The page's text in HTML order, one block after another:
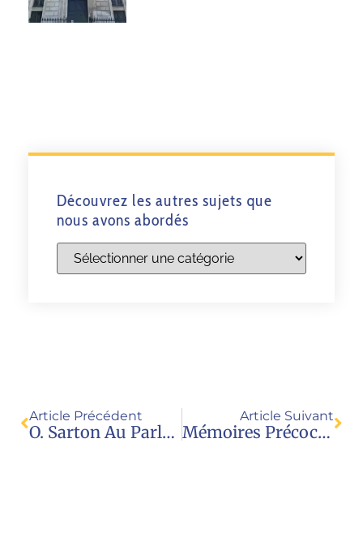
Découvrez les autres sujets que
nous avons abordés
Article Précédent
O. Sarton Au Parlement Européen : Plus D’ambition Et Moins De Résignation / Trafics D’enfants
Article Suivant
Mémoires Précoces De L’enfant In Utero, À La Naissance (émission Radio Avec Anne Schaub, Psychothérapeute)